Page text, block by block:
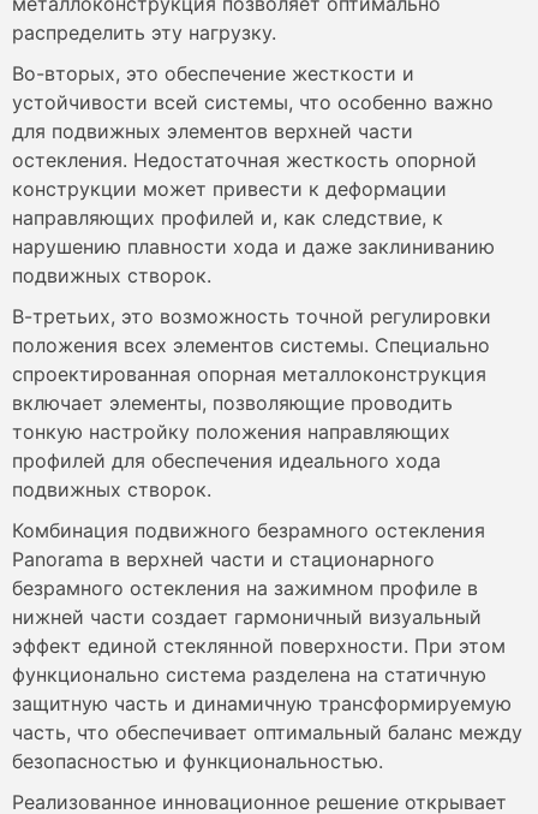
распределить эту нагрузку.
Во-вторых, это обеспечение жесткости и
устойчивости всей системы, что особенно важно
для подвижных элементов верхней части
остекления. Недостаточная жесткость опорной
конструкции может привести к деформации
направляющих профилей и, как следствие, к
нарушению плавности хода и даже заклиниванию
подвижных створок.
В-третьих, это возможность точной регулировки
положения всех элементов системы. Специально
спроектированная опорная металлоконструкция
включает элементы, позволяющие проводить
тонкую настройку положения направляющих
профилей для обеспечения идеального хода
подвижных створок.
Комбинация подвижного безрамного остекления
Panorama в верхней части и стационарного
безрамного остекления на зажимном профиле в
нижней части создает гармоничный визуальный
эффект единой стеклянной поверхности. При этом
функционально система разделена на статичную
защитную часть и динамичную трансформируемую
часть, что обеспечивает оптимальный баланс между
безопасностью и функциональностью.
Реализованное инновационное решение открывает